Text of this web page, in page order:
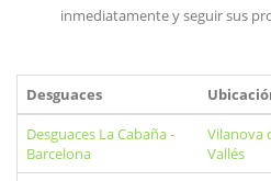
inmediatamente y seguir sus
Desguaces
Desguaces La Cabaña -
Barcelona
Vilanova
Vallés